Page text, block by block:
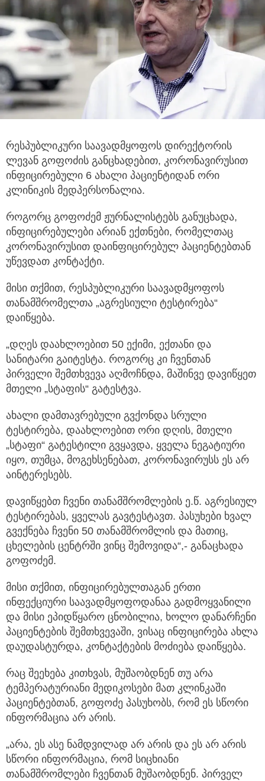
რესპუბლიკური საავადმყოფოს დირექტორის
ლევან გოფოძის განცხადებით, კორონავირუსით
ინფიცირებული 6 ახალი პაციენტიდან ორი
კლინიკის მედპერსონალია.
როგორც გოფოძემ ჟურნალისტებს განუცხადა,
ინფიცირებულები არიან ექთნები, რომელთაც
კორონავირუსით დაინფიცირებულ პაციენტებთან
უწევდათ კონტაქტი.
მისი თქმით, რესპუბლიკური საავადმყოფოს
თანამშრომელთა „აგრესიული ტესტირება“
დაიწყება.
„დღეს დაახლოებით 50 ექიმი, ექთანი და
სანიტარი გაიტესტა. როგორც კი ჩვენთან
პირველი შემთხვევა აღმოჩნდა, მაშინვე დავიწყეთ
მთელი „სტაფის“ გატესტვა.
ახალი დამთავრებული გვქონდა სრული
ტესტირება, დაახლოებით ორი დღის, მთელი
„სტაფი“ გატესტილი გვყავდა, ყველა ნეგატიური
იყო, თუმცა, მოგეხსენებათ, კორონავირუსს ეს არ
აინტერესებს.
დავიწყებთ ჩვენი თანამშრომლების ე.წ. აგრესიულ
ტესტირებას, ყველას გავტესტავთ. პასუხები ხვალ
გვექნება ჩვენი 50 თანამშრომლის და მათიც,
ცხელების ცენტრში ვინც შემოვიდა“,- განაცხადა
გოფოძემ.
მისი თქმით, ინფიცირებულთაგან ერთი
ინფექციური საავადმყოფოდანაა გადმოყვანილი
და მისი ეპიდწყარო ცნობილია, ხოლო დანარჩენი
პაციენტების შემთხვევაში, ვისაც ინფიცირება ახლა
დაუდასტურდა, კონტაქტების მოძიება დაიწყება.
რაც შეეხება კითხვას, მუშაობდნენ თუ არა
ტემპერატურიანი მედიკოსები მათ კლინკაში
პაციენტებთან, გოფოძე პასუხობს, რომ ეს სწორი
ინფორმაცია არ არის.
„არა, ეს ასე ნამდვილად არ არის და ეს არ არის
სწორი ინფორმაცია, რომ სიცხიანი
თანამშრომლები ჩვენთან მუშაობდნენ. პირველ